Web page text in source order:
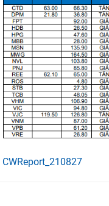
CWReport_210827